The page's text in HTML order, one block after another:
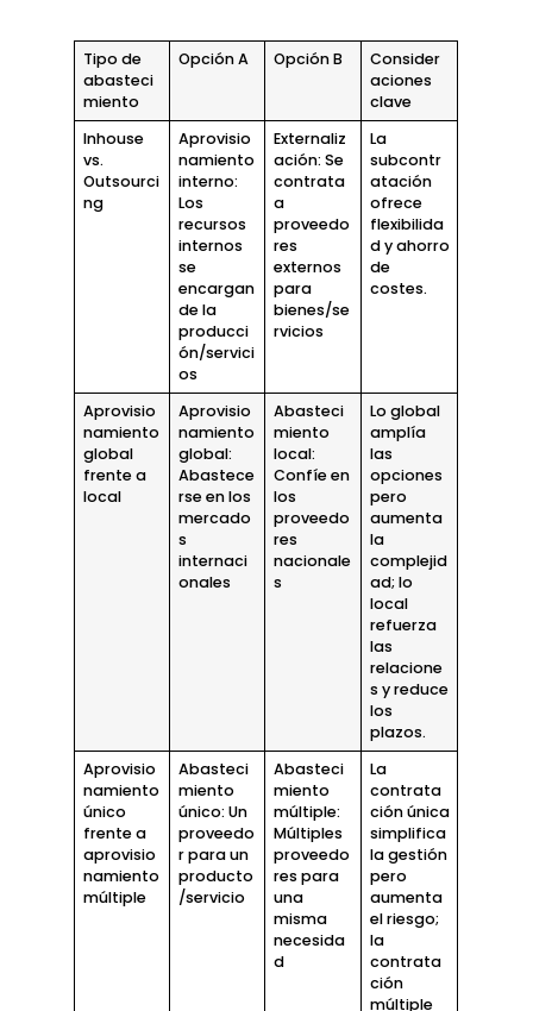
Tipo de
abasteci
miento
Opción A Opción B
Consider
aciones
clave
Inhouse
vs.
Outsourci
ng
Aprovisio
namiento
interno:
Los
recursos
internos
se
encargan
de la
producci
ón/servici
os
Externaliz
ación: Se
contrata
a
proveedo
res
externos
para
bienes/se
rvicios
La
subcontr
atación
ofrece
flexibilida
d y ahorro
de
costes.
Aprovisio
namiento
global
frente a
local
Aprovisio
namiento
global:
Abastece
rse en los
mercado
s
internaci
onales
Abasteci
miento
local:
Confíe en
los
proveedo
res
nacionale
s
Lo global
amplía
las
opciones
pero
aumenta
la
complejid
ad; lo
local
refuerza
las
relacione
s y reduce
los
plazos.
Aprovisio
namiento
único
frente a
aprovisio
namiento
múltiple
Abasteci
miento
único: Un
proveedo
r para un
producto
/servicio
Abasteci
miento
múltiple:
Múltiples
proveedo
res para
una
misma
necesida
d
La
contrata
ción única
simplifica
la gestión
pero
aumenta
el riesgo;
la
contrata
ción
múltiple